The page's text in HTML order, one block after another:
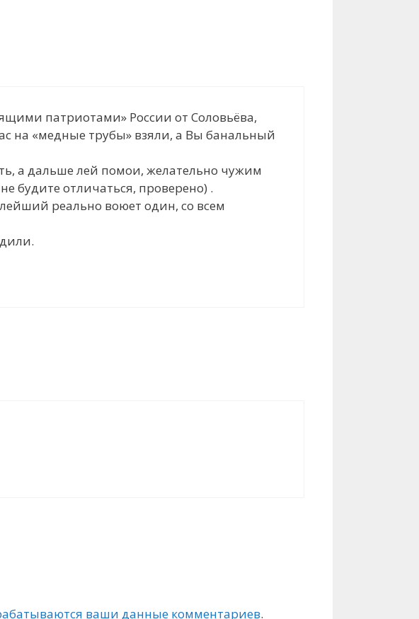
патриотами» России от Соловьёва,
на «медные трубы» взяли, а Вы банальный
а дальше лей помои, желательно чужим
будите отличаться, проверено) .
реально воюет один, со всем
ваши данные комментариев.